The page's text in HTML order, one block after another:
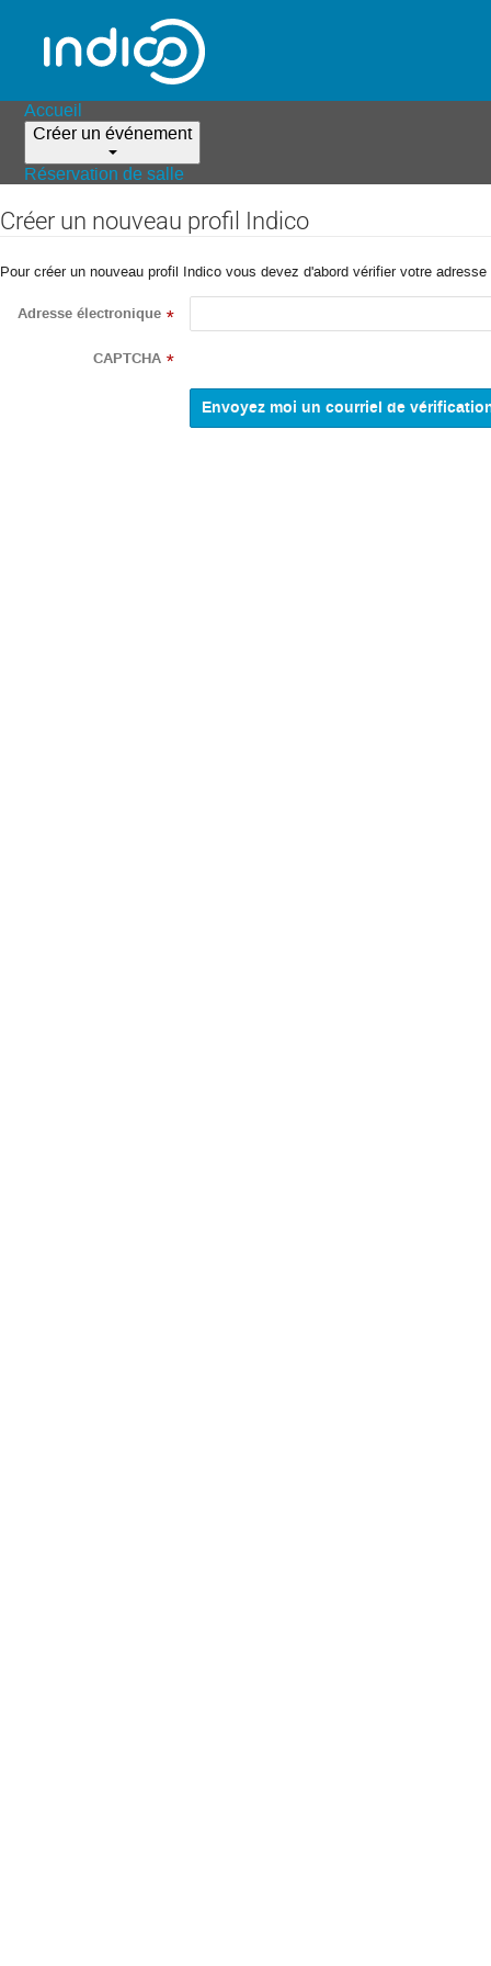
Accueil
Créer un événement
Réservation de salle
Créer un nouveau profil Indico
Pour créer un nouveau profil Indico vous devez d'abord vérifier votre
Adresse électronique *
CAPTCHA *